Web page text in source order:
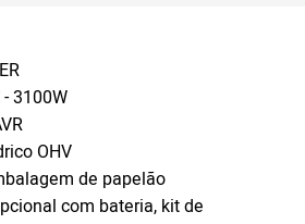
3100W
OHV
de papelão
com bateria, kit de